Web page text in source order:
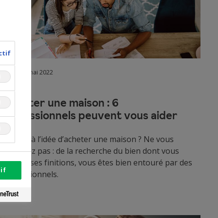
17 mai 2022
Acheter une maison : 6
professionnels peuvent vous aider
Stressé à l’idée d’acheter une maison ? Ne vous
inquiétez pas : de la recherche du bien dont vous
rêvez à ses finitions, vous êtes bien entouré par des
professionnels.